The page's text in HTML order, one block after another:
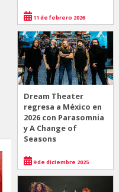
11 de febrero 2026
Dream Theater
regresa a México en
2026 con Parasomnia
y A Change of
Seasons
9 de diciembre 2025